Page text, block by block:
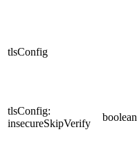
tlsConfig
tlsConfig:
insecureSkipVerify
boolean